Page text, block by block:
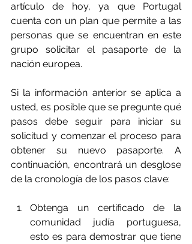
artículo de hoy, ya que Portugal
cuenta con un plan que permite a las
personas que se encuentran en este
grupo solicitar el pasaporte de la
nación europea.
Si la información anterior se aplica a
usted, es posible que se pregunte qué
pasos debe seguir para iniciar su
solicitud y comenzar el proceso para
obtener su nuevo pasaporte. A
continuación, encontrará un desglose
de la cronología de los pasos clave:
Obtenga un certificado de la
comunidad judía portuguesa,
esto es para demostrar que tiene